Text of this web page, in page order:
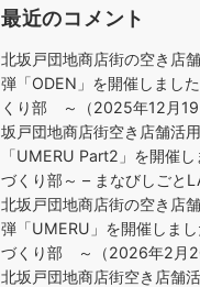
最近のコメント
北坂戸団地商店街の空き店
弾「ODEN」を開催しま
くり部 ～（2025年12月19
坂戸団地商店街空き店舗活
「UMERU Part2」を開催
づくり部～ – まなびしごと
北坂戸団地商店街の空き店
弾「UMERU」を開催しま
づくり部 ～（2026年2月
北坂戸団地商店街空き店舗